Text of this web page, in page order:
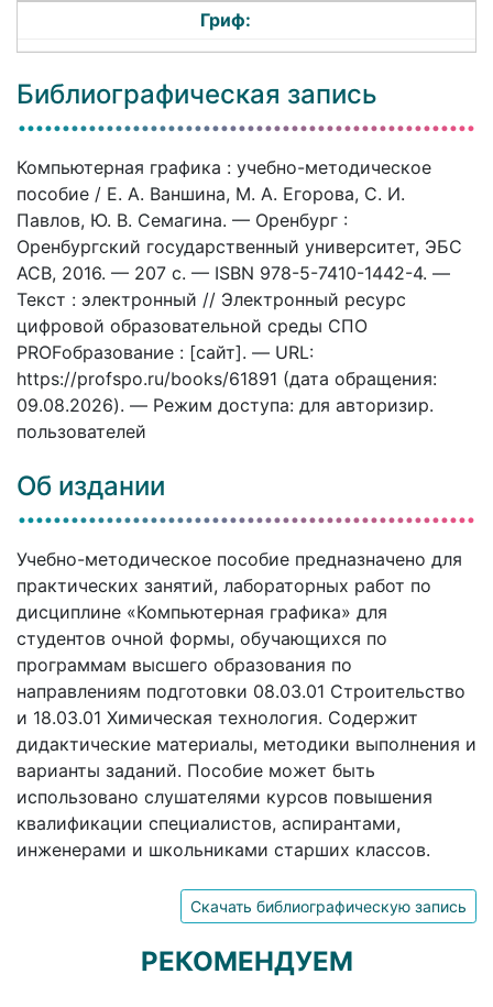
Гриф:
Библиографическая запись
Компьютерная графика : учебно-методическое
пособие / Е. А. Ваншина, М. А. Егорова, С. И.
Павлов, Ю. В. Семагина. — Оренбург :
Оренбургский государственный университет, ЭБС
АСВ, 2016. — 207 c. — ISBN 978-5-7410-1442-4. —
Текст : электронный // Электронный ресурс
цифровой образовательной среды СПО
PROFобразование : [сайт]. — URL:
https://profspo.ru/books/61891 (дата обращения:
09.08.2026). — Режим доступа: для авторизир.
пользователей
Об издании
Учебно-методическое пособие предназначено для
практических занятий, лабораторных работ по
дисциплине «Компьютерная графика» для
студентов очной формы, обучающихся по
программам высшего образования по
направлениям подготовки 08.03.01 Строительство
и 18.03.01 Химическая технология. Содержит
дидактические материалы, методики выполнения и
варианты заданий. Пособие может быть
использовано слушателями курсов повышения
квалификации специалистов, аспирантами,
инженерами и школьниками старших классов.
Скачать библиографическую запись
РЕКОМЕНДУЕМ